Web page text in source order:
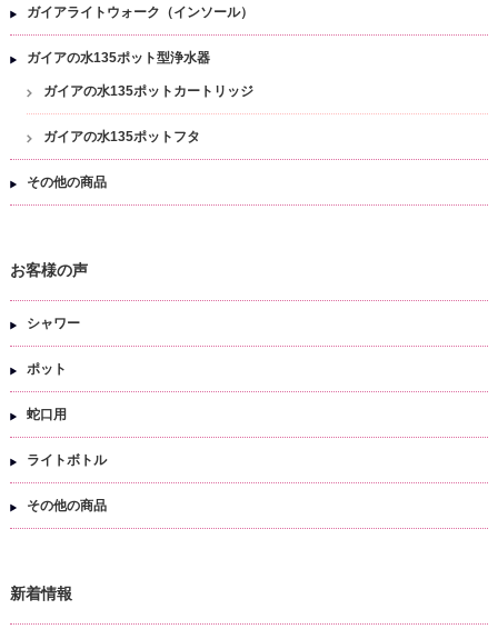
ガイアライトウォーク（インソール）
ガイアの水135ポット型浄水器
ガイアの水135ポットカートリッジ
ガイアの水135ポットフタ
その他の商品
お客様の声
シャワー
ポット
蛇口用
ライトボトル
その他の商品
新着情報